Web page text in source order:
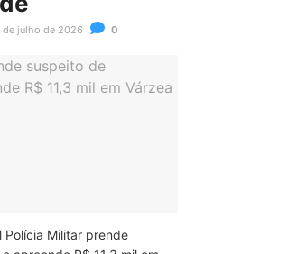
de julho de 2026 0
Polícia Militar prende